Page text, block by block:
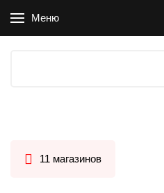
Меню
11 магазинов